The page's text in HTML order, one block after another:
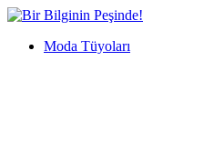
İçeriğe
Bir
Peşinde!Moda Tüyoları